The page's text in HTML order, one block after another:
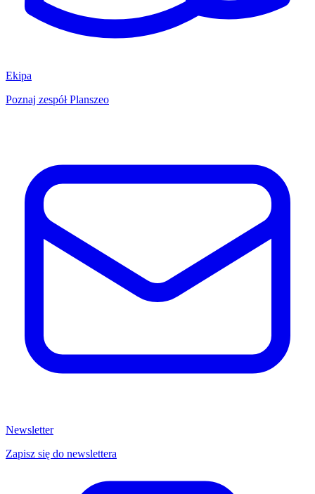
Ekipa
Poznaj zespół Planszeo
Newsletter
Zapisz się do newslettera